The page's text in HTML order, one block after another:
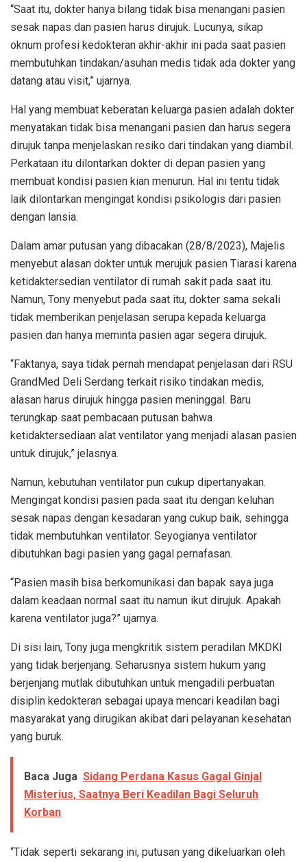
“Saat itu, dokter hanya bilang tidak bisa menangani pasien
sesak napas dan pasien harus dirujuk. Lucunya, sikap
oknum profesi kedokteran akhir-akhir ini pada saat pasien
membutuhkan tindakan/asuhan medis tidak ada dokter yang
datang atau visit,” ujarnya.
Hal yang membuat keberatan keluarga pasien adalah dokter
menyatakan tidak bisa menangani pasien dan harus segera
dirujuk tanpa menjelaskan resiko dari tindakan yang diambil.
Perkataan itu dilontarkan dokter di depan pasien yang
membuat kondisi pasien kian menurun. Hal ini tentu tidak
laik dilontarkan mengingat kondisi psikologis dari pasien
dengan lansia.
Dalam amar putusan yang dibacakan (28/8/2023), Majelis
menyebut alasan dokter untuk merujuk pasien Tiarasi karena
ketidaktersedian ventilator di rumah sakit pada saat itu.
Namun, Tony menyebut pada saat itu, dokter sama sekali
tidak memberikan penjelasan serupa kepada keluarga
pasien dan hanya meminta pasien agar segera dirujuk.
“Faktanya, saya tidak pernah mendapat penjelasan dari RSU
GrandMed Deli Serdang terkait risiko tindakan medis,
alasan harus dirujuk hingga pasien meninggal. Baru
terungkap saat pembacaan putusan bahwa
ketidaktersediaan alat ventilator yang menjadi alasan pasien
untuk dirujuk,” jelasnya.
Namun, kebutuhan ventilator pun cukup dipertanyakan.
Mengingat kondisi pasien pada saat itu dengan keluhan
sesak napas dengan kesadaran yang cukup baik, sehingga
tidak membutuhkan ventilator. Seyogianya ventilator
dibutuhkan bagi pasien yang gagal pernafasan.
“Pasien masih bisa berkomunikasi dan bapak saya juga
dalam keadaan normal saat itu namun ikut dirujuk. Apakah
karena ventilator juga?” ujarnya.
Di sisi lain, Tony juga mengkritik sistem peradilan MKDKI
yang tidak berjenjang. Seharusnya sistem hukum yang
berjenjang mutlak dibutuhkan untuk mengadili perbuatan
disiplin kedokteran sebagai upaya mencari keadilan bagi
masyarakat yang dirugikan akibat dari pelayanan kesehatan
yang buruk.
Baca Juga Sidang Perdana Kasus Gagal Ginjal
Misterius, Saatnya Beri Keadilan Bagi Seluruh
Korban
“Tidak seperti sekarang ini, putusan yang dikeluarkan oleh